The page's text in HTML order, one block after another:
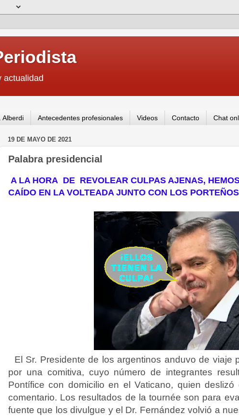
actualidad
Alberdi Antecedentes profesionales Videos Contacto Chat
19 DE MAYO DE 2021
Palabra presidencial
A LA HORA DE REVOLEAR CULPAS AJENAS,
CAÍDO EN LA VOLTEADA JUNTO CON LOS PORTEÑOS
El Sr. Presidente de los argentinos anduvo de viaje
por una comitiva, cuyo número de integrantes
Pontífice con domicilio en el Vaticano, quien
comentario. Los resultados de la tournée son para
fuente que los divulgue y el Dr. Fernández volvió a